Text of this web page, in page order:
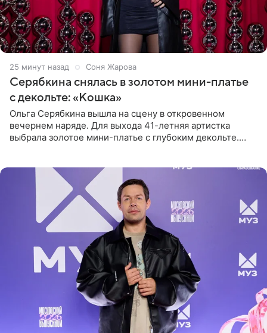
25 минут назад Соня Жарова
Серябкина снялась в золотом мини-платье
с декольте: «Кошка»
Ольга Серябкина вышла на сцену в откровенном
вечернем наряде. Для выхода 41-летняя артистка
выбрала золотое мини-платье с глубоким декольте.